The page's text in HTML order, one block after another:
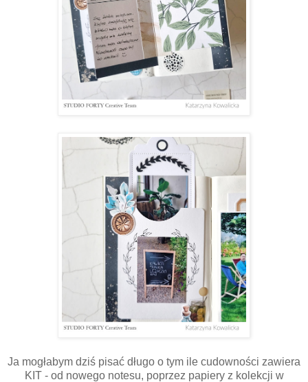
Ja mogłabym dziś pisać długo o tym ile cudowności zawiera
KIT - od nowego notesu, poprzez papiery z kolekcji w